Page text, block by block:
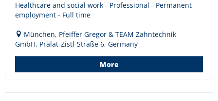
Healthcare and social work - Professional - Permanent
employment - Full time
München, Pfeiffer Gregor & TEAM Zahntechnik
GmbH, Prälat-Zistl-Straße 6, Germany
More